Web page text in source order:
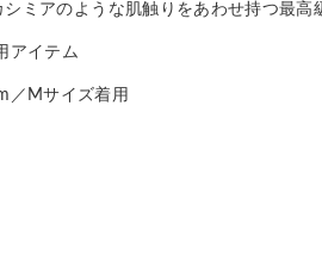
ミアのような肌触りをあわせ持つ最高
アイテム
／Мサイズ着用